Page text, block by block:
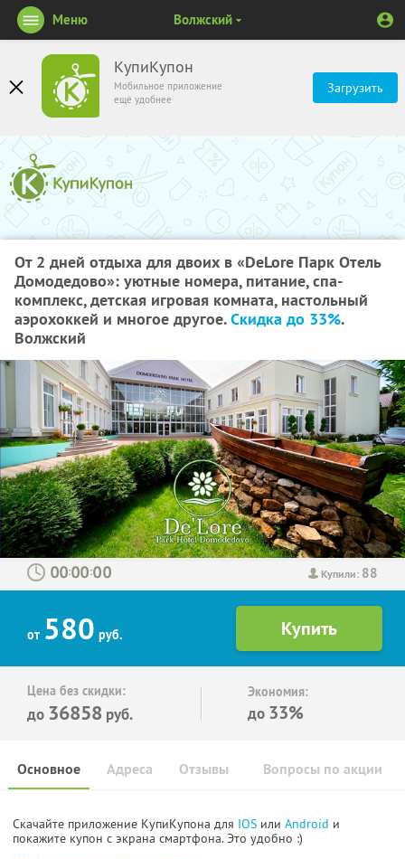
КупиКупон
Мобильное приложение
ещё удобнее
Загрузить
Меню Волжский
От 2 дней отдыха для двоих в «DeLore Парк Отель
Домодедово»: уютные номера, питание, спа-
комплекс, детская игровая комната, настольный
аэрохоккей и многое другое.Скидка до 33%.
Волжский
Купили: 88
: :
от 580 руб.
Цена без скидки:
до 36858 руб.
Экономия:
до 33%
Основное Отзывы Вопросы по акции
Адреса
Скачайте приложение КупиКупона для IOS или Android и
покажите купон с экрана смартфона. Это удобно :)